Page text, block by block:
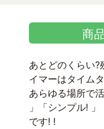
商
あとどのくらい?
イマーはタイム
あらゆる場所で
」「シンプル!
です! !